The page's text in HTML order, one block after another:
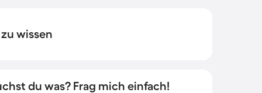
wissen
du was? Frag mich einfach!